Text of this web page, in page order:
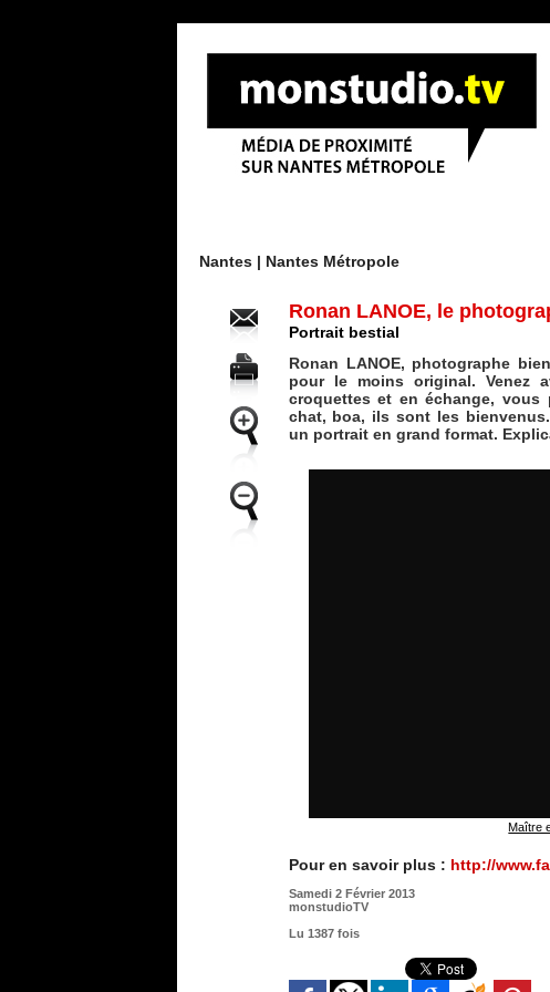
Nantes | Nantes Métropole
Ronan LANOE, le
Portrait bestial
Ronan LANOE, photographe
pour le moins original. Venez
croquettes et en échange, vous
chat, boa, ils sont les
un portrait en grand format.
Maître
Pour en savoir plus : http://
Samedi 2 Février 2013
monstudioTV
Lu 1387 fois